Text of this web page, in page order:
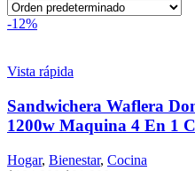
-12%
Vista rápida
Sandwichera Waflera
1200w Maquina 4 En 1
Hogar, Bienestar, Cocina